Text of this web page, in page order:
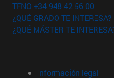
ventana)
ventana)
ventana)
TFNO +34 948 42 56 00
¿QUÉ GRADO TE INTERESA?
¿QUÉ MÁSTER TE
Información legal